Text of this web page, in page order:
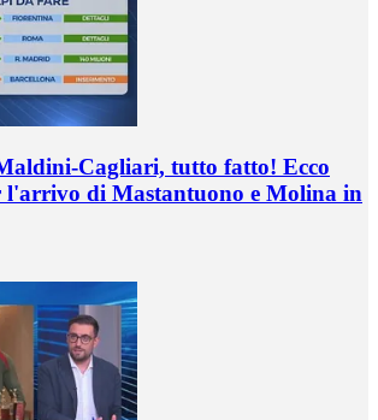
Cagliari, tutto fatto! Ecco
l'arrivo di Mastantuono e Molina in